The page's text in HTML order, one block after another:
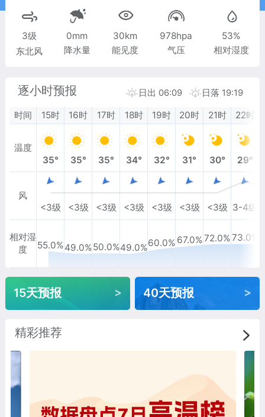
3级
东北风
0mm
降水量
30km
能见度
978hpa
气压
53%
相对湿度
逐小时预报 日出 06:09 日落 19:19
时间
温度
风
相对湿
度
15时 16时 17时 18时 19时 20时 21时 22时
35° 35° 35° 34° 32° 31° 30° 29°
<3级 <3级 <3级 <3级 <3级 <3级 <3级 3-4级
55.0%49.0%50.0%49.0%60.0% 67.0%72.0%73.0%
15天预报 > 40天预报 >
精彩推荐